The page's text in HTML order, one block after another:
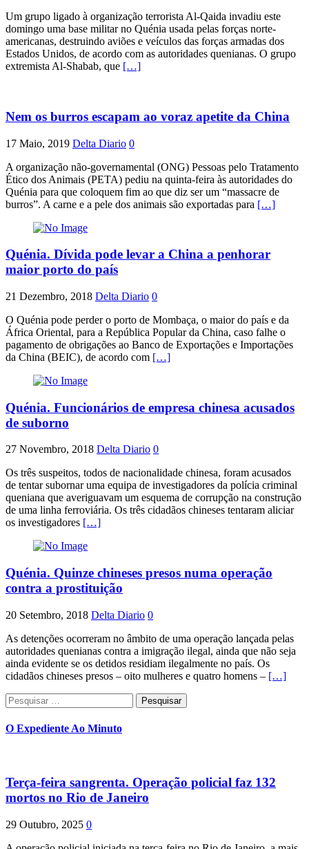
Um grupo ligado à organização terrorista Al-Qaida invadiu este
domingo uma base militar no Quénia usada pelas forças norte-
americanas, destruindo aviões e veículos das forças armadas dos
Estados Unidos, de acordo com as autoridades quenianas. O grupo
extremista Al-Shabab, que […]
Nem os burros escapam ao voraz apetite da China
17 Maio, 2019 Delta Diario 0
A organização não-governamental (ONG) Pessoas pelo Tratamento
Ético dos Animais (PETA) pediu na quinta-feira às autoridades do
Quénia para que coloquem fim ao que diz ser um “massacre de
burros”. A carne e a pele dos animais são exportadas para […]
Quénia. Dívida pode levar a China a penhorar
maior porto do país
21 Dezembro, 2018 Delta Diario 0
O Quénia pode perder o porto de Mombaça, o maior do país e da
África Oriental, para a República Popular da China, caso falhe o
pagamento de obrigações ao Banco de Exportações e Importações
da China (BEIC), de acordo com […]
Quénia. Funcionários de empresa chinesa acusados
de suborno
27 Novembro, 2018 Delta Diario 0
Os três suspeitos, todos de nacionalidade chinesa, foram acusados
de tentar subornar uma equipa de investigadores da polícia criminal
queniana que averiguavam um esquema de corrupção na construção
de uma linha ferroviária. Os três cidadãos chineses tentaram aliciar
os investigadores […]
Quénia. Quinze chineses presos numa operação
contra a prostituição
20 Setembro, 2018 Delta Diario 0
As detenções ocorreram no âmbito de uma operação lançada pelas
autoridades quenianas contra a imigração ilegal, ainda que não seja
ainda evidente se os detidos residiam ilegalmente no país. Os
cidadãos chineses presos – oito mulheres e quatro homens – […]
Pesquisar
por:
O Expediente Ao Minuto
Terça-feira sangrenta. Operação policial faz 132
mortos no Rio de Janeiro
29 Outubro, 2025 0